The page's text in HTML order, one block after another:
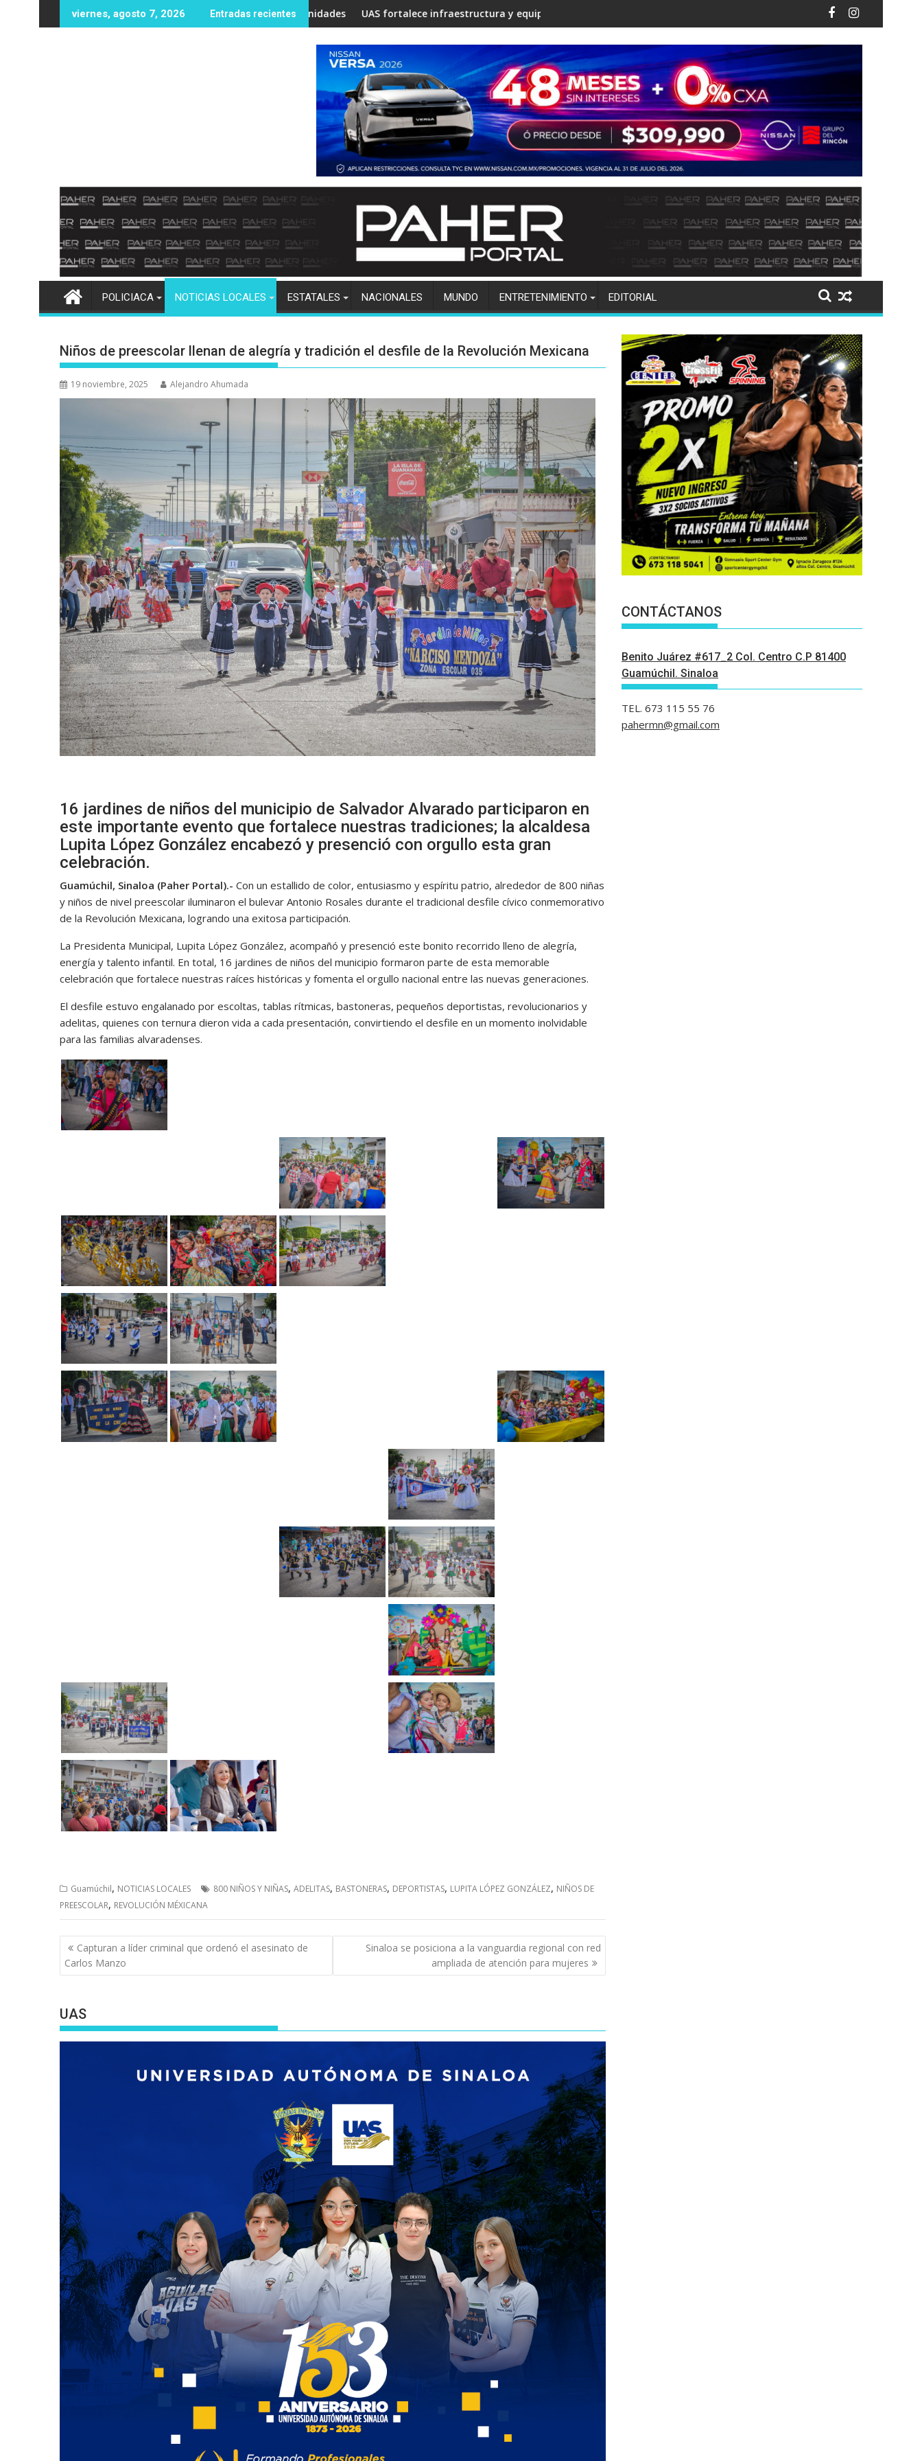
al
viernes, agosto 7, 2026 Entradas recientes
Mundial de la Lactancia
El Capy Rivera gestiona nuevas oportunidades educativas con posible sede de la UPES en Angostura
UAS fortalece infraestructura y equipamiento en la Unidad Regional Centro Norte rumbo al ciclo escolar 2026-2027
Entre flores y lágrimas, familiares y amigos despiden a César Gastélum en Culiacán
Estudiantes de Posgrado de
POLICIACA NOTICIAS LOCALES ESTATALES NACIONALES MUNDO ENTRETENIMIENTO EDITORIAL
Niños de preescolar llenan de alegría y tradición el desfile de la Revolución Mexicana
19 noviembre, 2025 Alejandro Ahumada
16 jardines de niños del municipio de Salvador Alvarado participaron en
este importante evento que fortalece nuestras tradiciones; la alcaldesa
Lupita López González encabezó y presenció con orgullo esta gran
celebración.
Guamúchil, Sinaloa (Paher Portal).- Con un estallido de color, entusiasmo y espíritu patrio, alrededor de 800 niñas
y niños de nivel preescolar iluminaron el bulevar Antonio Rosales durante el tradicional desfile cívico conmemorativo
de la Revolución Mexicana, logrando una exitosa participación.
La Presidenta Municipal, Lupita López González, acompañó y presenció este bonito recorrido lleno de alegría,
energía y talento infantil. En total, 16 jardines de niños del municipio formaron parte de esta memorable
celebración que fortalece nuestras raíces históricas y fomenta el orgullo nacional entre las nuevas generaciones.
El desfile estuvo engalanado por escoltas, tablas rítmicas, bastoneras, pequeños deportistas, revolucionarios y
adelitas, quienes con ternura dieron vida a cada presentación, convirtiendo el desfile en un momento inolvidable
para las familias alvaradenses.
Guamúchil, NOTICIAS LOCALES 800 NIÑOS Y NIÑAS, ADELITAS, BASTONERAS, DEPORTISTAS, LUPITA LÓPEZ GONZÁLEZ, NIÑOS DE
PREESCOLAR, REVOLUCIÓN MÉXICANA
Navegación
de
entradas
Capturan a líder criminal que ordenó el asesinato de
Carlos Manzo
Sinaloa se posiciona a la vanguardia regional con red
ampliada de atención para mujeres
UAS
CONTÁCTANOS
Benito Juárez #617_2 Col. Centro C.P 81400
Guamúchil. Sinaloa
TEL. 673 115 55 76
pahermn@gmail.com